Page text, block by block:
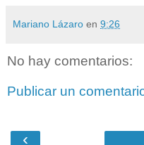
Mariano Lázaro en 9:26
No hay comentarios:
Publicar un
‹